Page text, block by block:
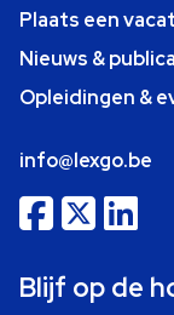
Plaats een
Nieuws &
Opleidingen &
info@lexgo.be
Blijf op de